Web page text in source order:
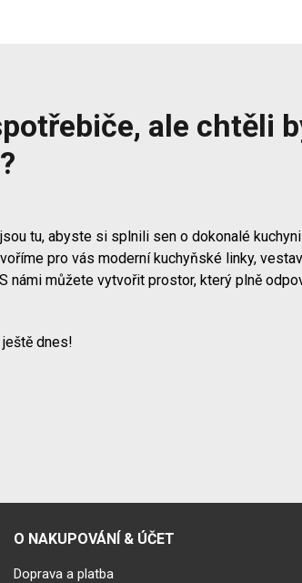
ale chtěli
tu, abyste si splnili sen o dokonalé
pro vás moderní kuchyňské linky,
námi můžete vytvořit prostor, který plně
dnes!
O NAKUPOVÁNÍ & ÚČET
Doprava a platba